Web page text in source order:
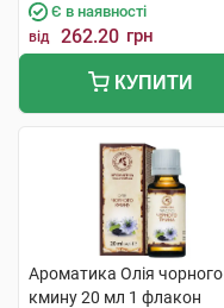
Є в наявності
від 262.20 грн
КУПИТИ
Ароматика Олія чорного
кмину 20 мл 1 флакон